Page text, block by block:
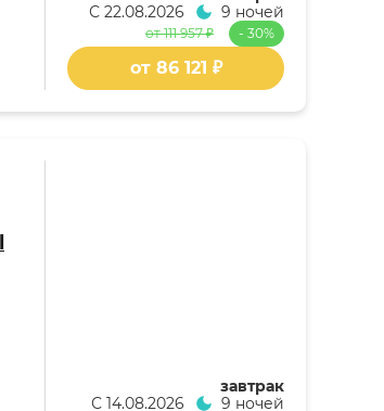
С 22.08.2026 9 ночей
от 111 957 ₽ - 30%
от 86 121 ₽
завтрак
С 14.08.2026 9 ночей